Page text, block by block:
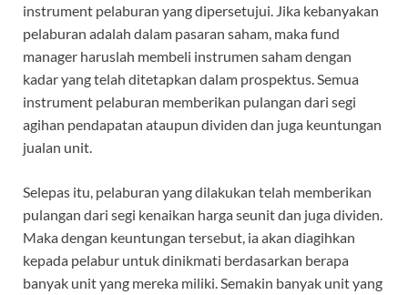
instrument pelaburan yang dipersetujui. Jika kebanyakan
pelaburan adalah dalam pasaran saham, maka fund
manager haruslah membeli instrumen saham dengan
kadar yang telah ditetapkan dalam prospektus. Semua
instrument pelaburan memberikan pulangan dari segi
agihan pendapatan ataupun dividen dan juga keuntungan
jualan unit.
Selepas itu, pelaburan yang dilakukan telah memberikan
pulangan dari segi kenaikan harga seunit dan juga dividen.
Maka dengan keuntungan tersebut, ia akan diagihkan
kepada pelabur untuk dinikmati berdasarkan berapa
banyak unit yang mereka miliki. Semakin banyak unit yang